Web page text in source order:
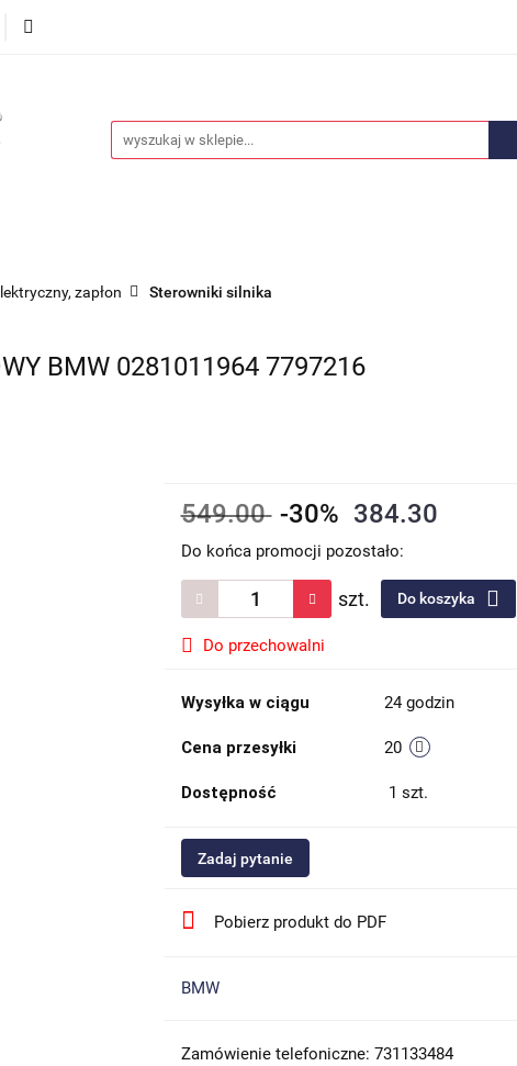
zapłon Sterowniki silnika
BMW 0281011964 7797216
549.00 -30% 384.30
Do końca promocji pozostało:
szt. Do koszyka
Do przechowalni
Wysyłka w ciągu 24 godzin
Cena przesyłki 20
Dostępność 1 szt.
Zadaj pytanie
Pobierz produkt do PDF
BMW
Zamówienie telefoniczne: 731133484